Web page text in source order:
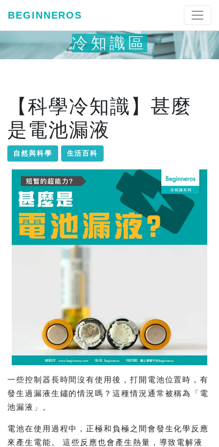
BEGINNEROS
冷知識區
【科學冷知識】甚麼
是電池漏液
自然與科學 生活百科
一些控制器長時間沒有使用後，打開電池位置時，有
發生過漏液生鏽的情況嗎？這種情況通常被稱為「電
池漏液」。
電池在使用過程中，正極和負極之間會發生化學反應
來產生電能。 這些反應也會產生熱量，導致電解液